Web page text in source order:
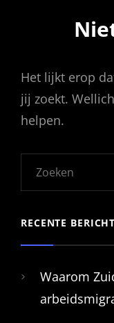
Het lijkt erop
jij zoekt.
helpen.
RECENTE
Waarom